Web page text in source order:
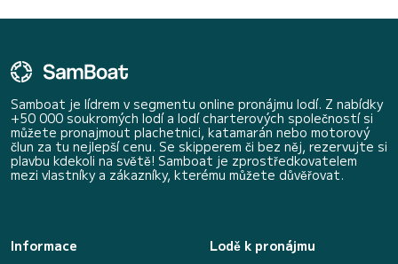
Samboat je lídrem v segmentu online pronájmu lodí. Z nabídky
+50 000 soukromých lodí a lodí charterových společností si
můžete pronajmout plachetnici, katamarán nebo motorový
člun za tu nejlepší cenu. Se skipperem či bez něj, rezervujte si
plavbu kdekoli na světě! Samboat je zprostředkovatelem
mezi vlastníky a zákazníky, kterému můžete důvěřovat.
Informace
Lodě k pronájmu